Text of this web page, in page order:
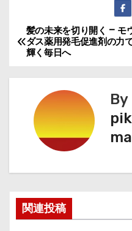
投
稿
ビ
ゲ
シ
ョ
髪の未来を切り開く – モ
ダス薬用発毛促進剤の力
輝く毎日へ
By
関連投稿